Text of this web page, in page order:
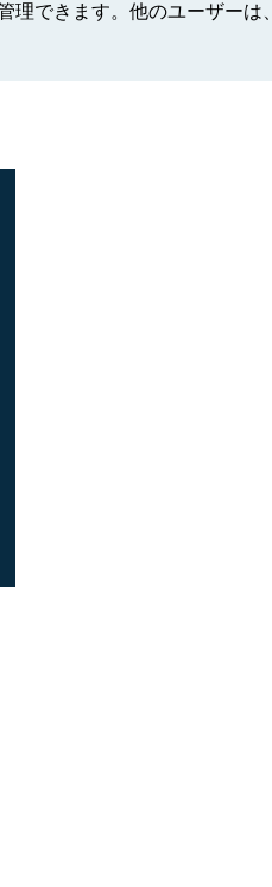
理できます。他のユーザーは、